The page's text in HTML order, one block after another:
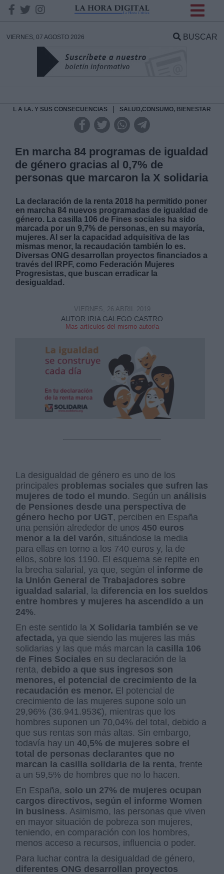
VIERNES, 07 AGOSTO 2026 BUSCAR
L A I.A. Y SUS CONSECUENCIAS SALUD,CONSUMO, BIENESTAR
En marcha 84 programas de igualdad
de género gracias al 0,7% de
personas que marcaron la X solidaria
La declaración de la renta 2018 ha permitido poner
en marcha 84 nuevos programadas de igualdad de
género. La casilla 106 de Fines sociales ha sido
marcada por un 9,7% de personas, en su mayoría,
mujeres. Al ser la capacidad adquisitiva de las
mismas menor, la recaudación también lo es.
Diversas ONG desarrollan proyectos financiados a
través del IRPF, como Federación Mujeres
Progresistas, que buscan erradicar la
desigualdad.
AUTOR IRIA GALEGO CASTRO
Mas artículos del mismo autor/a
VIERNES, 26 ABRIL 2019
La desigualdad de género es uno de los
principales problemas sociales que sufren las
mujeres de todo el mundo. Según un análisis
de Pensiones desde una perspectiva de
género hecho por UGT, perciben en España
una pensión alrededor de unos450 euros
menor a la del varón, situándose la media
para ellas en torno a los 740 euros y, la de
ellos, sobre los 1190. El esquema se repite en
la brecha salarial, ya que, según el informe de
la Unión General de Trabajadores sobre
igualdad salarial , la diferencia en los sueldos
entre hombres y mujeres ha ascendido a un
24%.
En este sentido la X Solidaria también se ve
afectada, ya que siendo las mujeres las más
solidarias y las que más marcan la casilla 106
de Fines Sociales en su declaración de la
renta, debido a que sus ingresos son
menores, el potencial de crecimiento de la
recaudación es menor. El potencial de
crecimiento de las mujeres supone solo un
29,96% (36.941.953€), mientras que los
hombres suponen un 70,04% del total, debido a
que sus rentas son más altas. Sin embargo,
todavía hay un40,5% de mujeres sobre el
total de personas declarantes que no
marcan la casilla solidaria de la renta, frente
a un 59,5% de hombres que no lo hacen.
En España, solo un 27% de mujeres ocupan
cargos directivos, según el informe Women
in business. Asimismo, las personas que viven
en mayor situación de pobreza son mujeres,
teniendo, en comparación con los hombres,
menos acceso a recursos, influencia o poder.
Para luchar contra la desigualdad de género,
diferentes ONG desarrollan proyectos
DATOS
Responsable:
Legitimación:
Destinatarios:
link